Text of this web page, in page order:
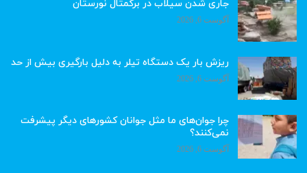
جاری شدن سیلاب در برگمتال نورستان
آگوست 6, 2026
ریزش بار یک دستگاه تیلر به دلیل بارگیری بیش از حد
آگوست 6, 2026
چرا جوان‌های ما مثل جوانان کشورهای دیگر پیشرفت
نمی‌کنند؟
آگوست 6, 2026